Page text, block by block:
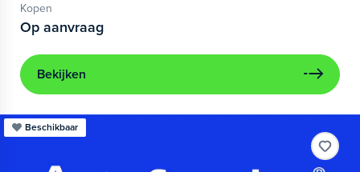
Kopen
Op aanvraag
Bekijken
Beschikbaar